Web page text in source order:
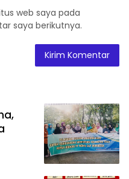
web saya pada
saya berikutnya.